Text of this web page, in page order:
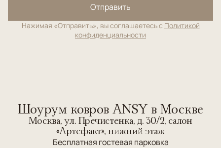
Отправить
Нажимая «Отправить», вы соглашаетесь с Политикой
конфиденциальности
Шоурум ковров ANSY в Москве
Москва, ул. Пречистенка, д. 30/2, салон
«Артефакт», нижний этаж
Бесплатная гостевая парковка